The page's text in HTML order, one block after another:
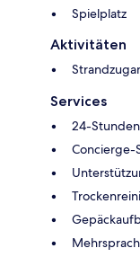
Spielplatz
Aktivitäten
Services
24-
Concierge-